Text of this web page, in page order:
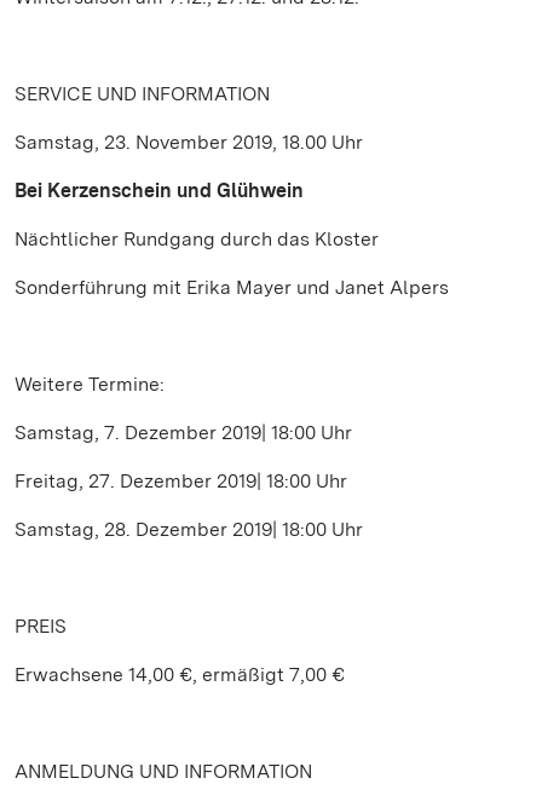
SERVICE UND INFORMATION
Samstag, 23. November 2019, 18.00 Uhr
Bei Kerzenschein und Glühwein
Nächtlicher Rundgang durch das Kloster
Sonderführung mit Erika Mayer und Janet Alpers
Weitere Termine:
Samstag, 7. Dezember 2019| 18:00 Uhr
Freitag, 27. Dezember 2019| 18:00 Uhr
Samstag, 28. Dezember 2019| 18:00 Uhr
PREIS
Erwachsene 14,00 €, ermäßigt 7,00 €
ANMELDUNG UND INFORMATION